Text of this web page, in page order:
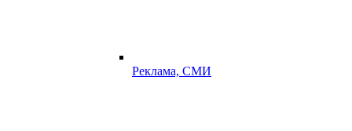
Реклама, СМИ